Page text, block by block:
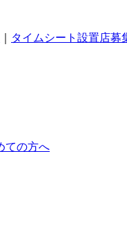
タイムシート設置店募